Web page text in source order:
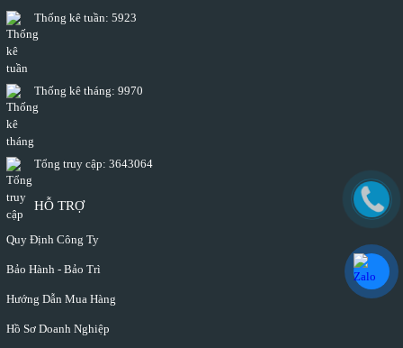
Thống kê tuần: 5923
Thống kê tháng: 9970
Tổng truy cập: 3643064
HỖ TRỢ
Quy Định Công Ty
Bảo Hành - Bảo Trì
Hướng Dẫn Mua Hàng
Hồ Sơ Doanh Nghiệp